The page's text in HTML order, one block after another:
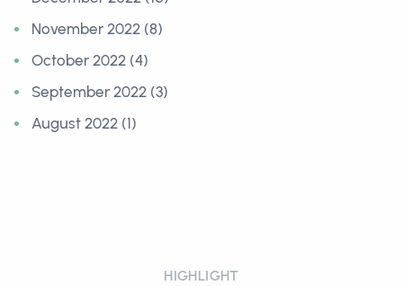
November 2022 (8)
October 2022 (4)
September 2022 (3)
August 2022 (1)
HIGHLIGHT